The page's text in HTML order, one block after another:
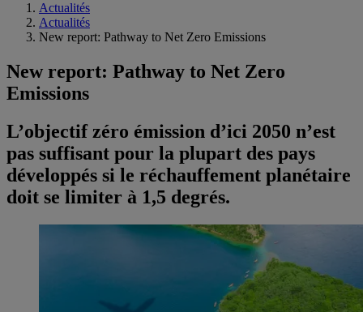
Actualités
Actualités
New report: Pathway to Net Zero Emissions
New report: Pathway to Net Zero
Emissions
L’objectif zéro émission d’ici 2050 n’est
pas suffisant pour la plupart des pays
développés si le réchauffement planétaire
doit se limiter à 1,5 degrés.